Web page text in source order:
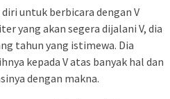
untuk berbicara dengan V
yang akan segera dijalani V, dia
tahun yang istimewa. Dia
kepada V atas banyak hal dan
dengan makna.